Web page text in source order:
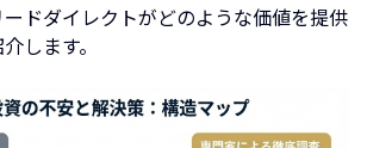
ドダイレクトがどのような価値を提供
します。